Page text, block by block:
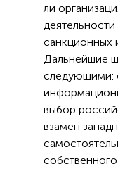
ли
санкционных
Дальнейшие
следующими:
выбор
взамен